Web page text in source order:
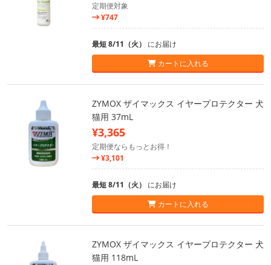
定期便対象
¥747
最短 8/11（火） にお届け
カートに入れる
ZYMOX ザイマックス イヤープロテクター 犬
猫用 37mL
¥3,365
定期便ならもっとお得！
¥3,101
最短 8/11（火） にお届け
カートに入れる
ZYMOX ザイマックス イヤープロテクター 犬
猫用 118mL